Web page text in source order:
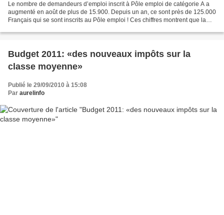
Le nombre de demandeurs d’emploi inscrit à Pôle emploi de catégorie A a
augmenté en août de plus de 15.900. Depuis un an, ce sont près de 125.000
Français qui se sont inscrits au Pôle emploi ! Ces chiffres montrent que la
Budget 2011: «des nouveaux impôts sur la
classe moyenne»
Publié le 29/09/2010 à 15:08
Par aurelinfo